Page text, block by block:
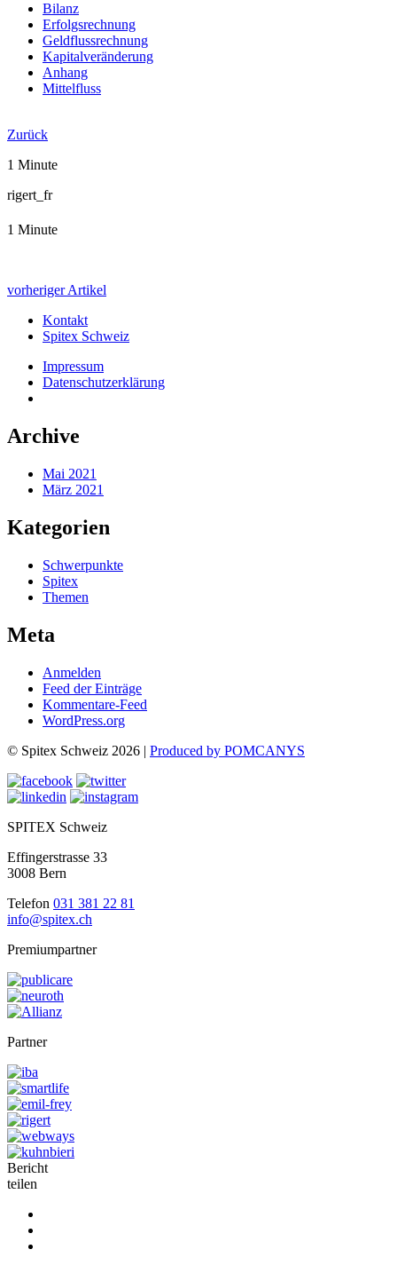
Bilanz
Erfolgs­rechnung
Geldfluss­rechnung
Kapital­veränderung
Anhang
Mittelfluss
Zurück
1 Minute
rigert_fr
1 Minute
vorheriger Artikel
Kontakt
Spitex Schweiz
Impressum
Datenschutzerklärung
Archive
Mai 2021
März 2021
Kategorien
Schwerpunkte
Spitex
Themen
Meta
Anmelden
Feed der Einträge
Kommentare-Feed
WordPress.org
© Spitex Schweiz 2026 | Produced by POMCANYS
SPITEX Schweiz
Effingerstrasse 33
3008 Bern
Telefon 031 381 22 81
info@spitex.ch
Premiumpartner
Partner
Bericht
teilen